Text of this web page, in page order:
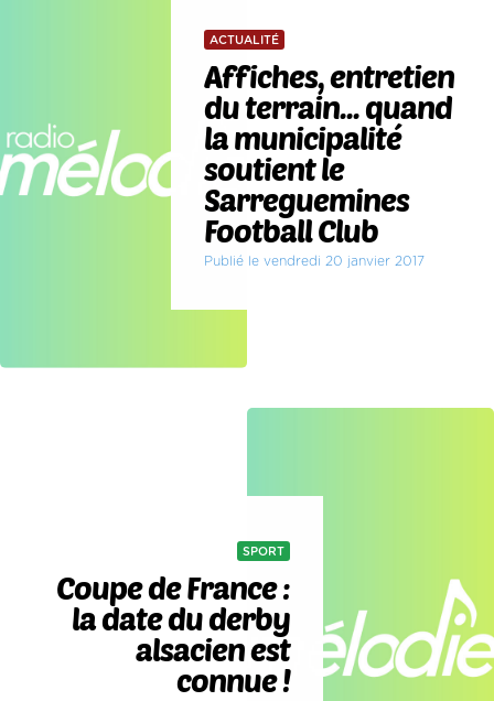
ACTUALITÉ
Affiches, entretien
du terrain... quand
la municipalité
soutient le
Sarreguemines
Football Club
Publié le vendredi 20 janvier 2017
SPORT
Coupe de France :
la date du derby
alsacien est
connue !